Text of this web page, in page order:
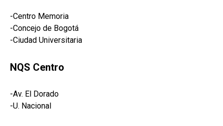
-Centro Memoria
-Concejo de Bogotá
-Ciudad Universitaria
NQS Centro
-Av. El Dorado
-U. Nacional